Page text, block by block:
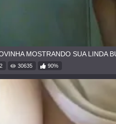
MOSTRANDO SUA LINDA
30635 90%